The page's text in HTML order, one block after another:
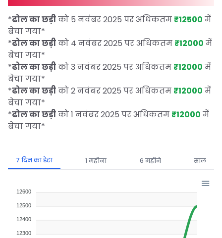
*ढोल का छड़ीको 5 नवंबर 2025 पर अधिकतम ₹12500 में
बेचा गया*
*ढोल का छड़ीको 4 नवंबर 2025 पर अधिकतम ₹12000 में
बेचा गया*
*ढोल का छड़ीको 3 नवंबर 2025 पर अधिकतम ₹12000 में
बेचा गया*
*ढोल का छड़ीको 2 नवंबर 2025 पर अधिकतम ₹12000 में
बेचा गया*
*ढोल का छड़ीको 1 नवंबर 2025 पर अधिकतम ₹12000 में
बेचा गया*
7 दिन का डेटा 1 महीना 6 महीने साल
12600
12500
12400
12300